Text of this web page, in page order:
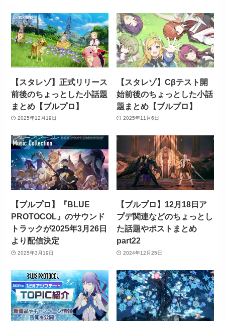
【スタレゾ】正式リリース
前後のちょっとした小話題
まとめ【ブルプロ】
2025年12月19日
【スタレゾ】Cβテスト開
始前後のちょっとした小話
題まとめ【ブルプロ】
2025年11月6日
【ブルプロ】『BLUE
PROTOCOL』のサウンド
トラックが2025年3月26日
より配信決定
2025年3月19日
【ブルプロ】12月18日ア
プデ関連などのちょっとし
た話題やポストまとめ
part22
2024年12月25日